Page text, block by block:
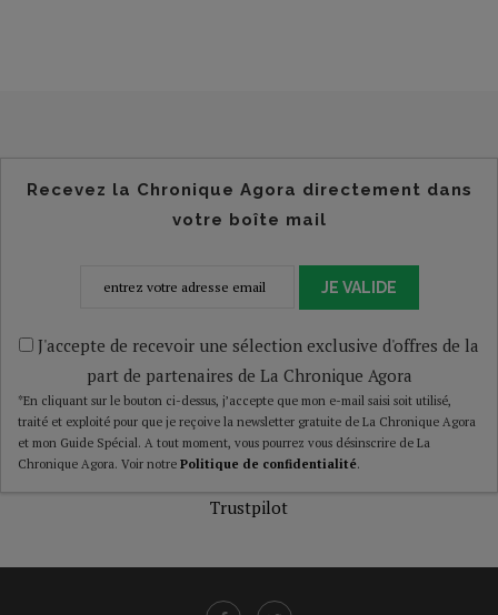
Recevez la Chronique Agora directement dans
votre boîte mail
JE VALIDE
J'accepte de recevoir une sélection exclusive d'offres de la
part de partenaires de La Chronique Agora
*En cliquant sur le bouton ci-dessus, j’accepte que mon e-mail saisi soit utilisé,
traité et exploité pour que je reçoive la newsletter gratuite de La Chronique Agora
et mon Guide Spécial. A tout moment, vous pourrez vous désinscrire de La
Chronique Agora. Voir notre Politique de confidentialité.
Trustpilot